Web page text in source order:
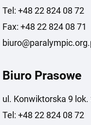
Tel: +48 22 824 08 72
Fax: +48 22 824 08 71
Biuro Prasowe
ul. Konwiktorska 9 lok.
Tel: +48 22 824 08 72